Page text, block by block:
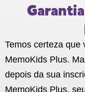
Temos certeza que
MemoKids Plus.
depois da sua
MemoKids Plus,